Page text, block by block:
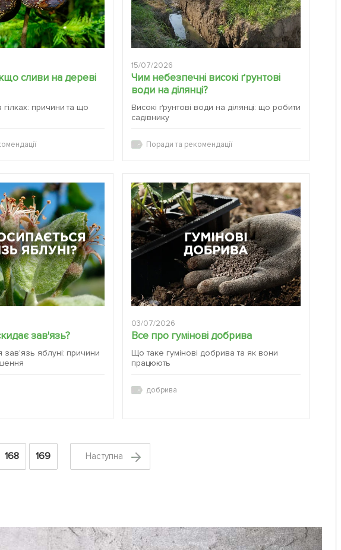
сливи на дереві
причини та що
15/07/2026
Чим небезпечні високі ґрунтові
води на ділянці?
Високі ґрунтові води на ділянці: що робити
садівнику
Поради та рекомендації
зав'язь?
зав'язь яблуні: причини
03/07/2026
Все про гумінові добрива
Що таке гумінові добрива та як вони
працюють
добрива
168 169 Наступна